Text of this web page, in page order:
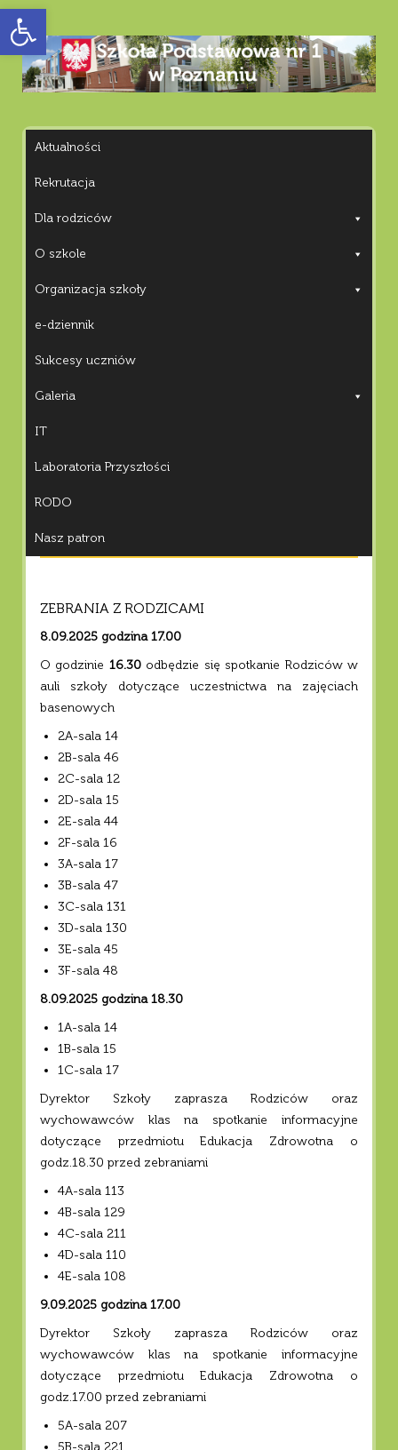
Otwórz pasek narzędzi
Aktualności
Rekrutacja
Dla rodziców
O szkole
Organizacja szkoły
e-dziennik
Sukcesy uczniów
Galeria
IT
Laboratoria Przyszłości
RODO
Nasz patron
ZEBRANIA Z RODZICAMI
8.09.2025 godzina 17.00
O godzinie 16.30odbędzie się spotkanie Rodziców w
auli szkoły dotyczące uczestnictwa na zajęciach
basenowych
2A-sala 14
2B-sala 46
2C-sala 12
2D-sala 15
2E-sala 44
2F-sala 16
3A-sala 17
3B-sala 47
3C-sala 131
3D-sala 130
3E-sala 45
3F-sala 48
8.09.2025 godzina 18.30
1A-sala 14
1B-sala 15
1C-sala 17
Dyrektor Szkoły zaprasza Rodziców oraz
wychowawców klas na spotkanie informacyjne
dotyczące przedmiotu Edukacja Zdrowotna o
godz.18.30 przed zebraniami
4A-sala 113
4B-sala 129
4C-sala 211
4D-sala 110
4E-sala 108
9.09.2025 godzina 17.00
Dyrektor Szkoły zaprasza Rodziców oraz
wychowawców klas na spotkanie informacyjne
dotyczące przedmiotu Edukacja Zdrowotna o
godz.17.00 przed zebraniami
5A-sala 207